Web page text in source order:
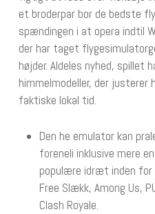
et broderpar bor de bedste
spændingen i at opera indtil
der har taget
højder. Aldeles nyhed, spillet
himmelmodeller, der
faktiske lokal tid.
Den he emulator kan
foreneli inklusive mere
populære idræt inden for
Free Slækk, Among Us,
Clash Royale.